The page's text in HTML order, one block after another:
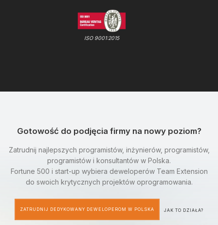
ISO 9001:2015
Gotowość do podjęcia firmy na nowy poziom?
Zatrudnij najlepszych programistów, inżynierów, programistów,
programistów i konsultantów w Polska.
Fortune 500 i start-up wybiera deweloperów Team Extension
do swoich krytycznych projektów oprogramowania.
ZATRUDNIJ DEDYKOWANY DEWELOPEROM W POLSKA JAK TO DZIAŁA?